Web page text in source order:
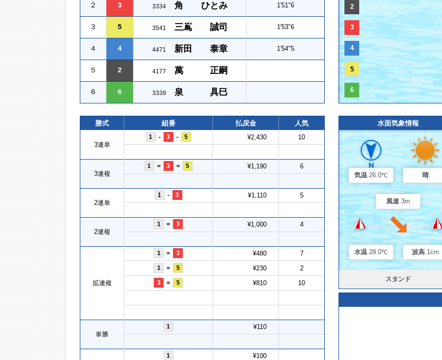
２ 3 3334 角 ひとみ 1'51"6
３ 5 3541 三嶌 誠司 1'53"6
４ 4 4471 新田 泰章 1'54"5
５ 2 4177 萬 正嗣
６ 6 3339 泉 具巳
2
3
4
5
6
勝式 組番 払戻金 人気
3連単
1 - 3 - 5 ¥2,430 10
3連複
1 = 3 = 5 ¥1,190 6
2連単
1 - 3 ¥1,110 5
2連複
1 = 3 ¥1,000 4
拡連複
1 = 3 ¥480 7
1 = 5 ¥230 2
3 = 5 ¥810 10
単勝
1 ¥110
1 ¥100
水面気象情報
気温 26.0℃ 晴
風速 3m
水温 28.0℃ 波高 1cm
スタンド